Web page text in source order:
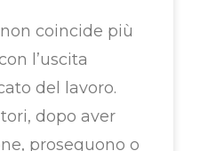
coincide più
l’uscita
del lavoro.
dopo aver
proseguono o